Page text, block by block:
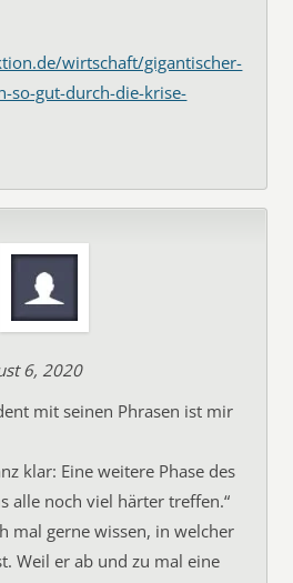
wirtschaft/gigantischer-
so-gut-durch-die-krise-
6, 2020
mit seinen Phrasen ist mir
klar: Eine weitere Phase des
alle noch viel härter treffen.“
mal gerne wissen, in welcher
Weil er ab und zu mal eine